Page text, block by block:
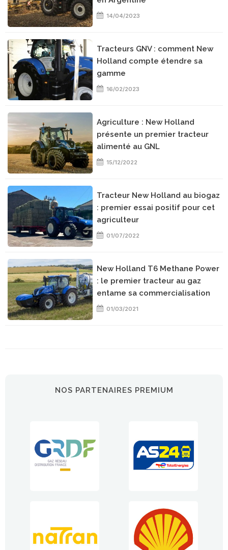
14/04/2023
Tracteurs GNV : comment New
Holland compte étendre sa
gamme
16/02/2023
Agriculture : New Holland
présente un premier tracteur
alimenté au GNL
15/12/2022
Tracteur New Holland au biogaz
: premier essai positif pour cet
agriculteur
01/07/2022
New Holland T6 Methane Power
: le premier tracteur au gaz
entame sa commercialisation
01/03/2021
NOS PARTENAIRES PREMIUM